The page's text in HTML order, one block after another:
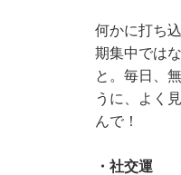
何かに打ち
期集中では
と。毎日、
うに、よく
んで！
・社交運